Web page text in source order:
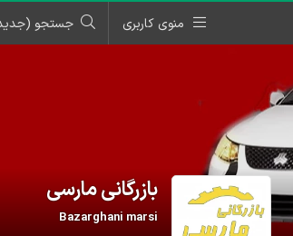
منوی کاربری جستجو
بازرگانی مارسی
Bazarghani marsi